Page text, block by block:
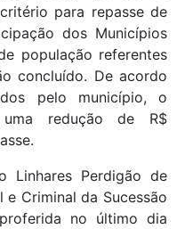
para repasse de
dos Municípios
população referentes
concluído. De acordo
pelo município, o
redução de R$
Linhares Perdigão de
e Criminal da Sucessão
no último dia